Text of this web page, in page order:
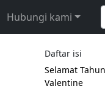
Hubungi kami
Daftar isi
Selamat
Valentine